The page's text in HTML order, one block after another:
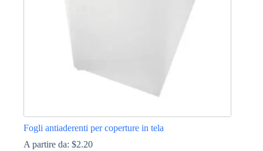
Fogli antiaderenti per coperture in tela
A partire da: $2.20